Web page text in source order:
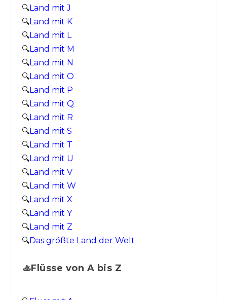
🔍Land mit J
🔍Land mit K
🔍Land mit L
🔍Land mit M
🔍Land mit N
🔍Land mit O
🔍Land mit P
🔍Land mit Q
🔍Land mit R
🔍Land mit S
🔍Land mit T
🔍Land mit U
🔍Land mit V
🔍Land mit W
🔍Land mit X
🔍Land mit Y
🔍Land mit Z
🔍Das größte Land der Welt
🚣Flüsse von A bis Z